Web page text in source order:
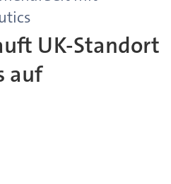
UK-Standort
auf